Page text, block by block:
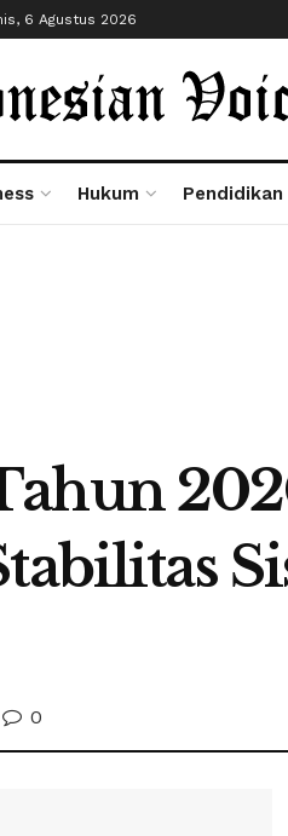
6 Agustus 2026
Hukum Pendidikan
0